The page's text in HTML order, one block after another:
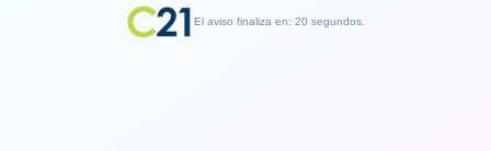
El aviso finaliza en: 19 segundos.